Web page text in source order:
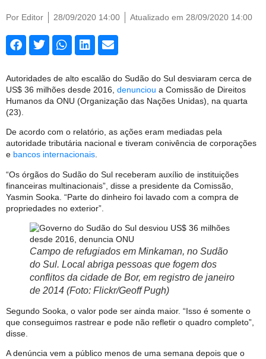
Por Editor 28/09/2020 14:00 Atualizado em 28/09/2020 14:00
Autoridades de alto escalão do Sudão do Sul desviaram cerca de
US$ 36 milhões desde 2016, denunciou a Comissão de Direitos
Humanos da ONU (Organização das Nações Unidas), na quarta
(23).
De acordo com o relatório, as ações eram mediadas pela
autoridade tributária nacional e tiveram conivência de corporações
e bancos internacionais.
“Os órgãos do Sudão do Sul receberam auxílio de instituições
financeiras multinacionais”, disse a presidente da Comissão,
Yasmin Sooka. “Parte do dinheiro foi lavado com a compra de
propriedades no exterior”.
Campo de refugiados em Minkaman, no Sudão
do Sul. Local abriga pessoas que fogem dos
conflitos da cidade de Bor, em registro de janeiro
de 2014 (Foto: Flickr/Geoff Pugh)
Segundo Sooka, o valor pode ser ainda maior. “Isso é somente o
que conseguimos rastrear e pode não refletir o quadro completo”,
disse.
A denúncia vem a público menos de uma semana depois que o